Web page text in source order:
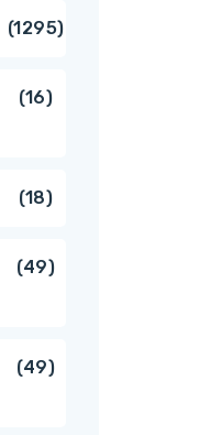
producten
12951295
1616
1818
producten
4949
4949